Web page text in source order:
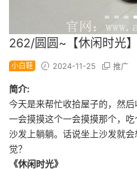
262/圆圆~【休闲时光
小白鞋 2024-11-25 推广
简介:
今天是来帮忙收拾屋子的，然后
一会摸摸这个一会摸摸那个，吃
沙发上躺躺。话说坐上沙发就
觉？
《休闲时光》